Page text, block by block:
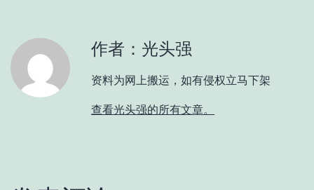
作者：光头强
资料为网上搬运，如有侵权立马下架
查看光头强的所有文章。